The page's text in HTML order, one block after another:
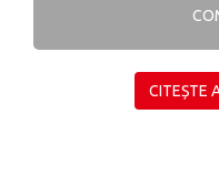
CITEȘTE